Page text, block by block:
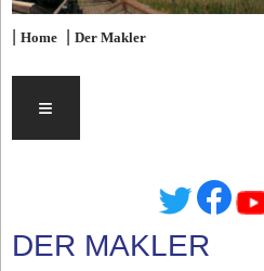
|Home |Der Makler
≡
DER MAKLER